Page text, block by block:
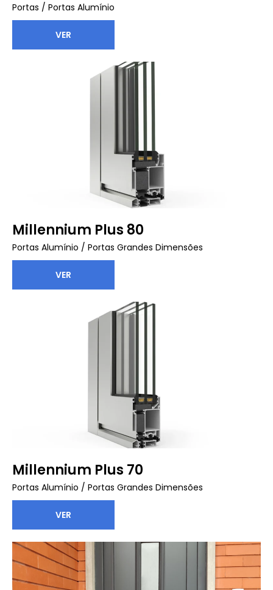
Portas / Portas Alumínio
VER
Millennium Plus 80
Portas Alumínio / Portas Grandes Dimensões
VER
Millennium Plus 70
Portas Alumínio / Portas Grandes Dimensões
VER